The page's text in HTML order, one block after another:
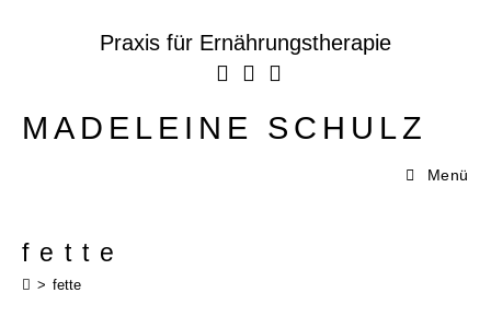
Praxis für Ernährungstherapie
MADELEINE SCHULZ
Menü
fette
> fette